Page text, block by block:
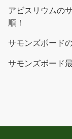
アビスリウムの
順！
サモンズボード
サモンズボード